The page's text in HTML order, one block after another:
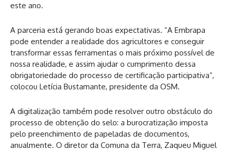
este ano.
A parceria está gerando boas expectativas. “A Embrapa
pode entender a realidade dos agricultores e conseguir
transformar essas ferramentas o mais próximo possível de
nossa realidade, e assim ajudar o cumprimento dessa
obrigatoriedade do processo de certificação participativa”,
colocou Letícia Bustamante, presidente da OSM.
A digitalização também pode resolver outro obstáculo do
processo de obtenção do selo: a burocratização imposta
pelo preenchimento de papeladas de documentos,
anualmente. O diretor da Comuna da Terra, Zaqueu Miguel